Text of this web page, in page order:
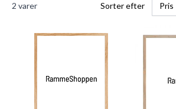
2 varer Sorter efter